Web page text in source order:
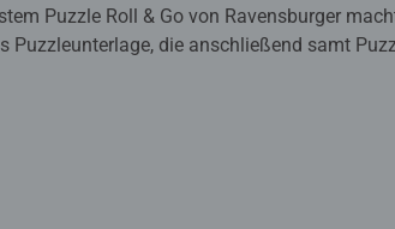
Puzzle Roll & Go von Ravensburger
Puzzleunterlage, die anschließend samt
in Premiumqualität. Hochwertige